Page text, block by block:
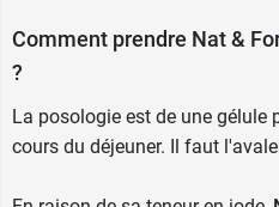
Comment prendre Nat &
?
La posologie est de une gélule
cours du déjeuner. Il faut